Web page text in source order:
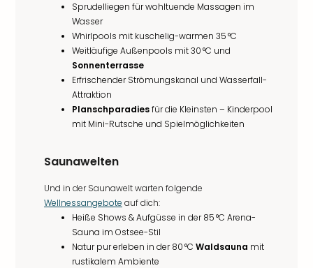
Sprudelliegen für wohltuende Massagen im
Wasser
Whirlpools mit kuschelig-warmen 35 °C
Weitläufige Außenpools mit 30 °C und
Sonnenterrasse
Erfrischender Strömungskanal und Wasserfall-
Attraktion
Planschparadiesfür die Kleinsten – Kinderpool
mit Mini-Rutsche und Spielmöglichkeiten
Saunawelten
Und in der Saunawelt warten folgende
Wellnessangebote auf dich:
Heiße Shows & Aufgüsse in der 85 °C Arena-
Sauna im Ostsee-Stil
Natur pur erleben in der 80 °C Waldsauna mit
rustikalem Ambiente